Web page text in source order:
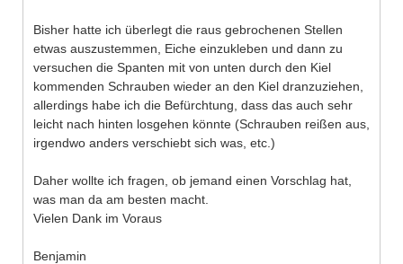
Bisher hatte ich überlegt die raus gebrochenen Stellen
etwas auszustemmen, Eiche einzukleben und dann zu
versuchen die Spanten mit von unten durch den Kiel
kommenden Schrauben wieder an den Kiel dranzuziehen,
allerdings habe ich die Befürchtung, dass das auch sehr
leicht nach hinten losgehen könnte (Schrauben reißen aus,
irgendwo anders verschiebt sich was, etc.)
Daher wollte ich fragen, ob jemand einen Vorschlag hat,
was man da am besten macht.
Vielen Dank im Voraus
Benjamin